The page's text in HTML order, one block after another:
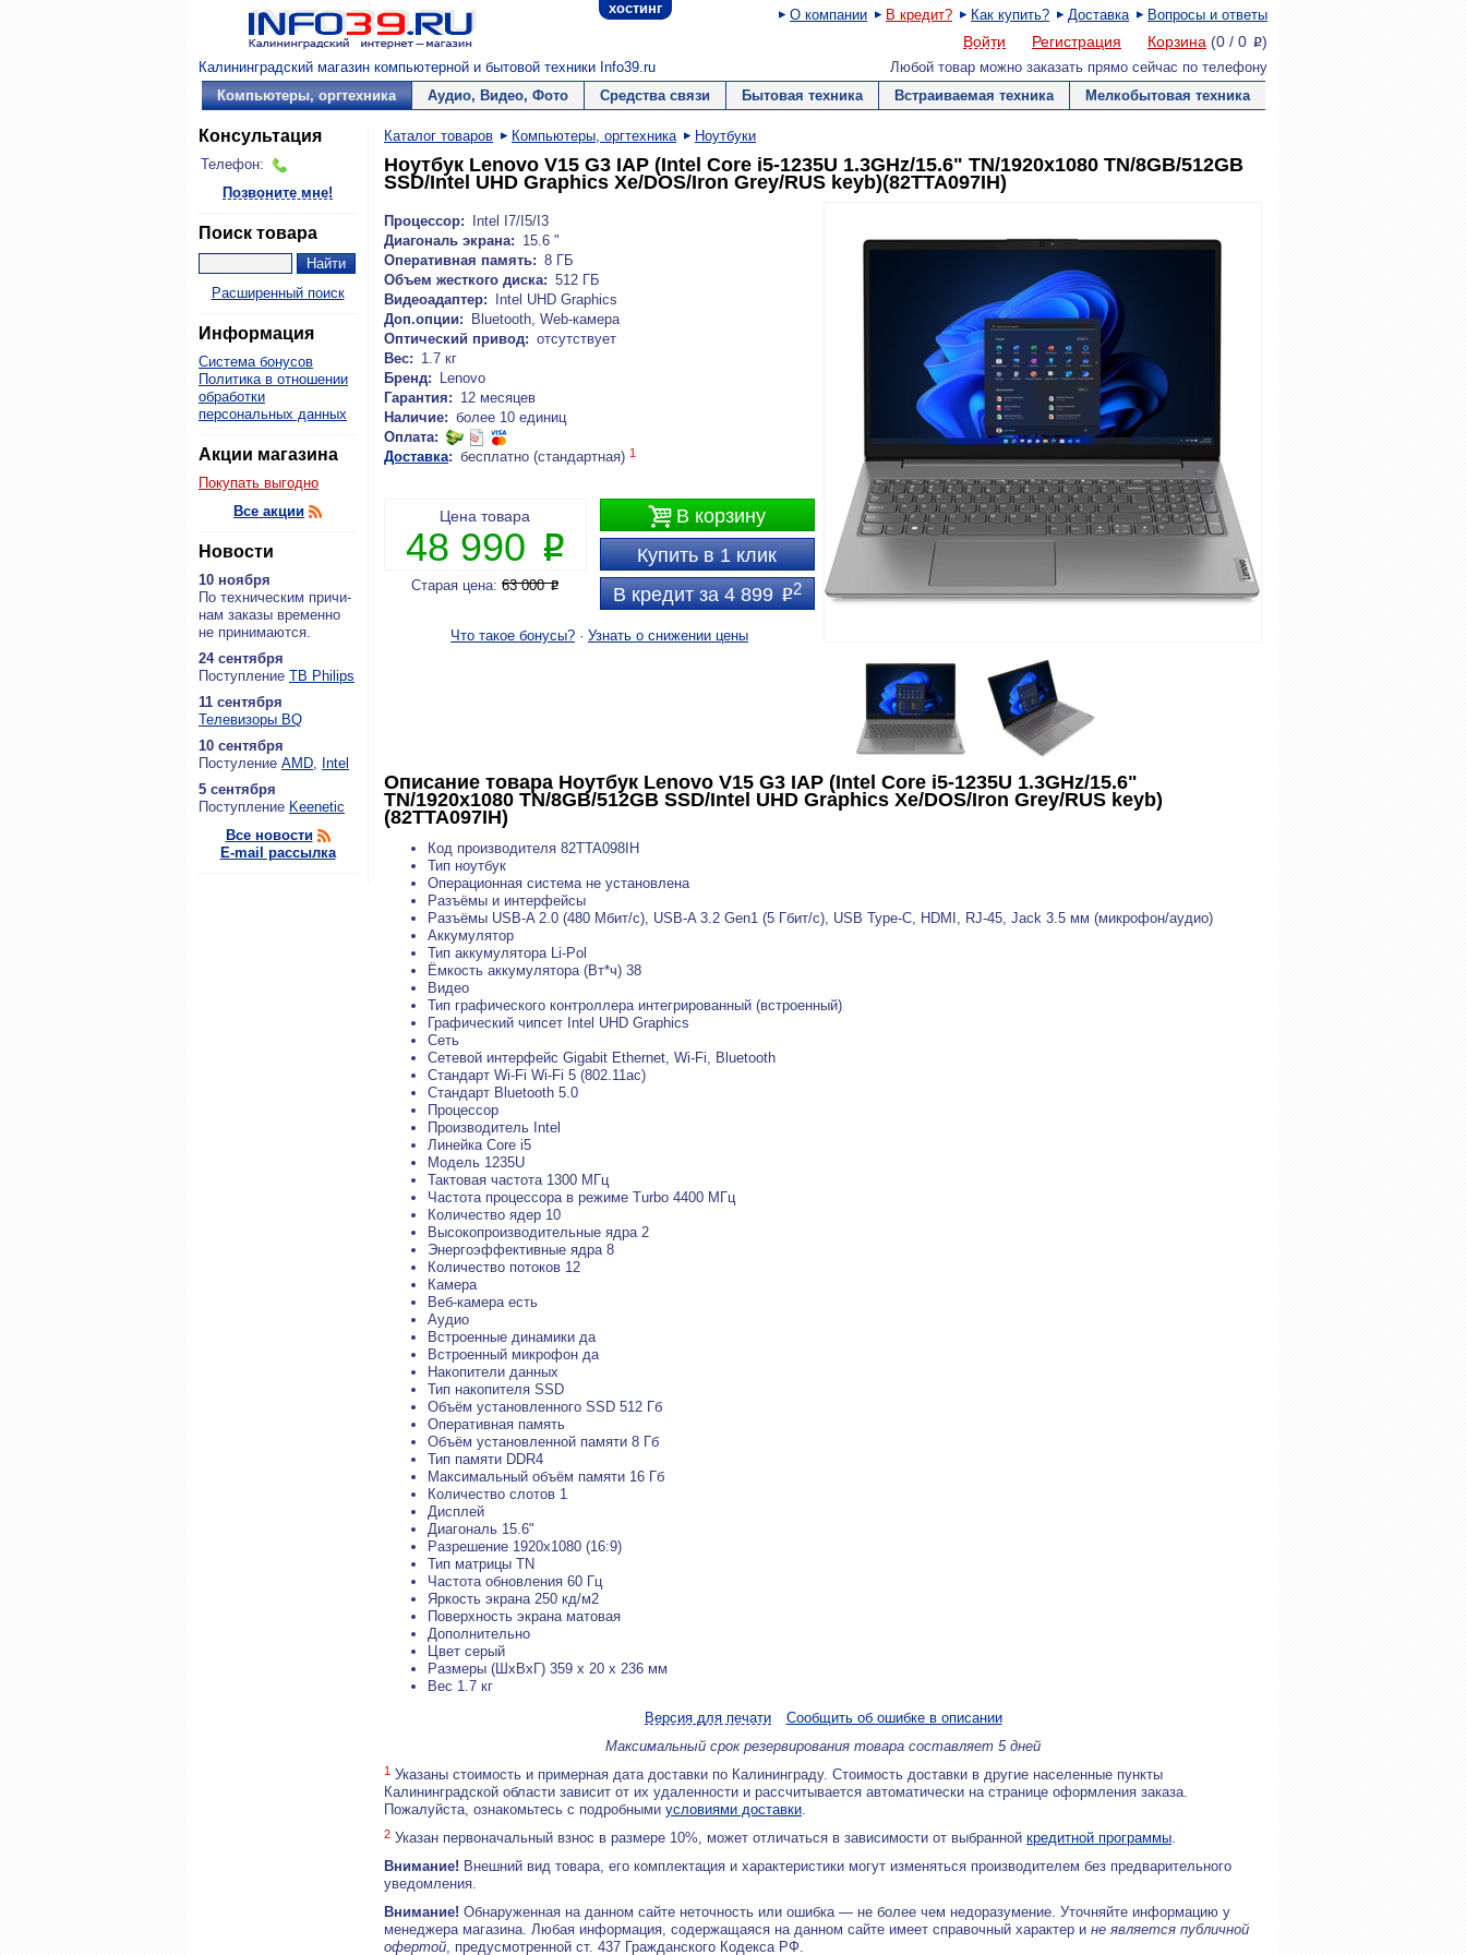
хостинг О компании В кредит? Как купить? Доставка Вопросы и ответы
Войти Регистрация Корзина (0 / 0 P)
Калининградский магазин компьютерной и бытовой техники Info39.ru
Любой товар можно заказать прямо сейчас по телефону
Компьютеры, оргтехника
Аудио, Видео, Фото Средства связи Бытовая техника Встраиваемая техника Мелкобытовая техника
Консультация
Телефон:
Позвоните мне!
Поиск товара
Расширенный поиск
Информация
Система бонусов
Политика в отношении
обработки
персональных данных
Акции магазина
Покупать выгодно
Все акции
Новости
10 ноября
По тех­ни­че­ским при­чи­
нам за­ка­зы вре­мен­но
не при­ни­ма­ют­ся.
24 сентября
По­ступ­ле­ние ТВ Philips
11 сентября
Теле­ви­зо­ры BQ
10 сентября
По­сту­ле­ние AMD, Intel
5 сентября
По­ступ­ле­ние Keenetic
Все новости
E-mail рассылка
Каталог товаров Компьютеры, оргтехника Ноутбуки
Ноутбук Lenovo V15 G3 IAP (Intel Core i5-1235U 1.3GHz/15.6" TN/1920x1080 TN/8GB/512GB
SSD/Intel UHD Graphics Xe/DOS/Iron Grey/RUS keyb)(82TTA097IH)
Процессор:
Intel I7/I5/I3
Диагональ экрана: 15.6 "
Оперативная память: 8 ГБ
Объем жесткого диска: 512 ГБ
Видеоадаптер:
Intel UHD Graphics
Доп.опции:
Bluetooth, Web-камера
Оптический привод: отсутствует
Вес: 1.7 кг
Бренд:
Lenovo
Гарантия: 12 месяцев
Наличие: более 10 единиц
Оплата:
Доставка: бесплатно (стандартная) 1
В корзину
Купить в 1 клик
В кредит за 4 899P2
Цена товара
48 990 P
Старая цена:63 000P
Что такое бонусы? · Узнать о снижении цены
Описание товара Ноутбук Lenovo V15 G3 IAP (Intel Core i5-1235U 1.3GHz/15.6"
TN/1920x1080 TN/8GB/512GB SSD/Intel UHD Graphics Xe/DOS/Iron Grey/RUS keyb)
(82TTA097IH)
Код производителя 82TTA098IH
Тип ноутбук
Операционная система не установлена
Разъёмы и интерфейсы
Разъёмы USB-A 2.0 (480 Мбит/с), USB-A 3.2 Gen1 (5 Гбит/с), USB Type-C, HDMI, RJ-45, Jack 3.5 мм (микрофон/аудио)
Аккумулятор
Тип аккумулятора Li-Pol
Ёмкость аккумулятора (Вт*ч) 38
Видео
Тип графического контроллера интегрированный (встроенный)
Графический чипсет Intel UHD Graphics
Сеть
Сетевой интерфейс Gigabit Ethernet, Wi-Fi, Bluetooth
Стандарт Wi-Fi Wi-Fi 5 (802.11ac)
Стандарт Bluetooth 5.0
Процессор
Производитель Intel
Линейка Core i5
Модель 1235U
Тактовая частота 1300 МГц
Частота процессора в режиме Turbo 4400 МГц
Количество ядер 10
Высокопроизводительные ядра 2
Энергоэффективные ядра 8
Количество потоков 12
Камера
Веб-камера есть
Аудио
Встроенные динамики да
Встроенный микрофон да
Накопители данных
Тип накопителя SSD
Объём установленного SSD 512 Гб
Оперативная память
Объём установленной памяти 8 Гб
Тип памяти DDR4
Максимальный объём памяти 16 Гб
Количество слотов 1
Дисплей
Диагональ 15.6"
Разрешение 1920x1080 (16:9)
Тип матрицы TN
Частота обновления 60 Гц
Яркость экрана 250 кд/м2
Поверхность экрана матовая
Дополнительно
Цвет серый
Размеры (ШхВхГ) 359 x 20 x 236 мм
Вес 1.7 кг
Версия для печати
Сообщить об ошибке в описании
Максимальный срок резервирования товара составляет 5 дней
1 Указаны стоимость и примерная дата доставки по Калининграду. Стоимость доставки в другие населенные пункты
Калининградской области зависит от их удаленности и рассчитывается автоматически на странице оформления заказа.
Пожалуйста, ознакомьтесь с подробными условиями доставки.
2 Указан первоначальный взнос в размере 10%, может отличаться в зависимости от выбранной кредитной программы.
Внимание! Внешний вид товара, его комплектация и характеристики могут изменяться производителем без предварительного
уведомления.
Внимание! Обнаруженная на данном сайте неточность или ошибка — не более чем недоразумение. Уточняйте информацию у
менеджера магазина. Любая информация, содержащаяся на данном сайте имеет справочный характер и не является публичной
офертой, предусмотренной ст. 437 Гражданского Кодекса РФ.